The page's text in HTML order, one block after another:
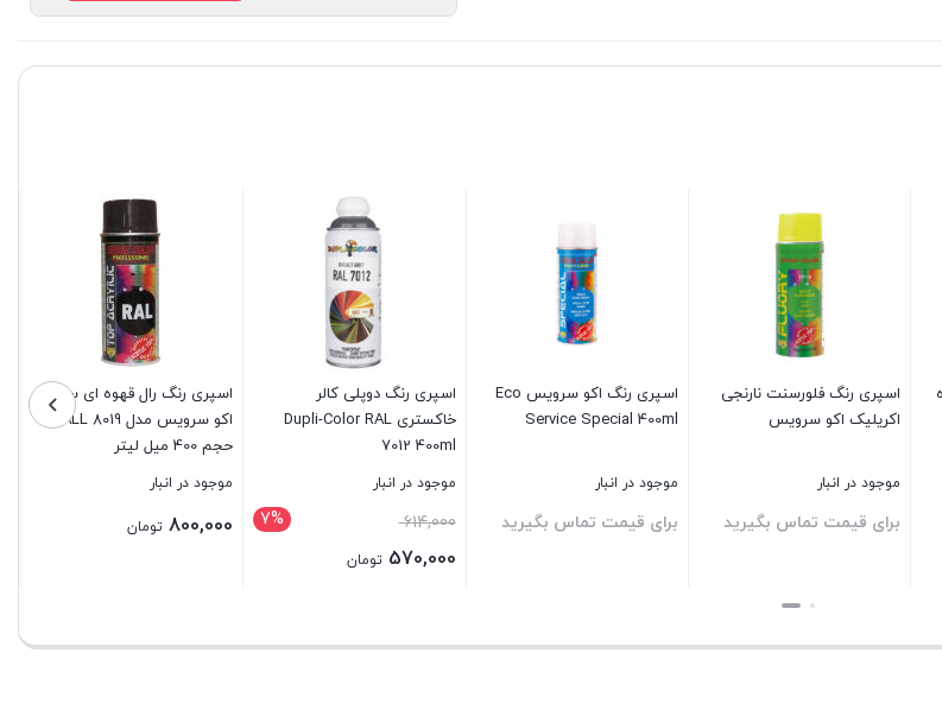
رنگ
اسپری رنگ فلورسنت نارنجی
اکریلیک اکو سرویس
موجود در انبار
برای قیمت تماس بگیرید
اسپری رنگ اکو سرویس Eco
Service Special 400ml
موجود در انبار
برای قیمت تماس بگیرید
اسپری رنگ دوپلی کالر
خاکستری Dupli-Color RAL
7012 400ml
موجود در انبار
7% 614,000قیمت
اصلی:570,000 تومان
اسپری رنگ رال قهوه ای سوخته
اکو سرویس مدل RALL 8019
حجم 400 میل لیتر
موجود در انبار
800,000 تومان